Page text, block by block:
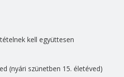
kell együttesen
(nyári szünetben 15. életéved)